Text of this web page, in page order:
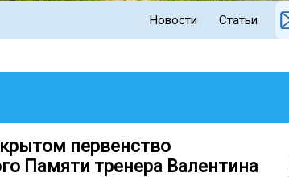
Новости Статьи
первенство
Памяти тренера Валентина